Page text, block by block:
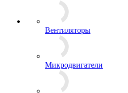
Вентиляторы
Микродвигатели